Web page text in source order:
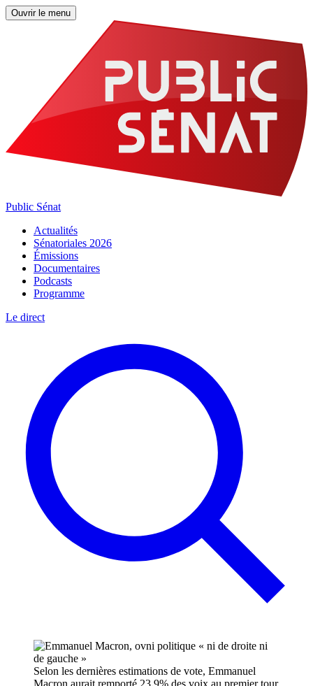
Ouvrir le menu
Public Sénat
Actualités
Sénatoriales 2026
Émissions
Documentaires
Podcasts
Programme
Le direct
Selon les dernières estimations de vote, Emmanuel